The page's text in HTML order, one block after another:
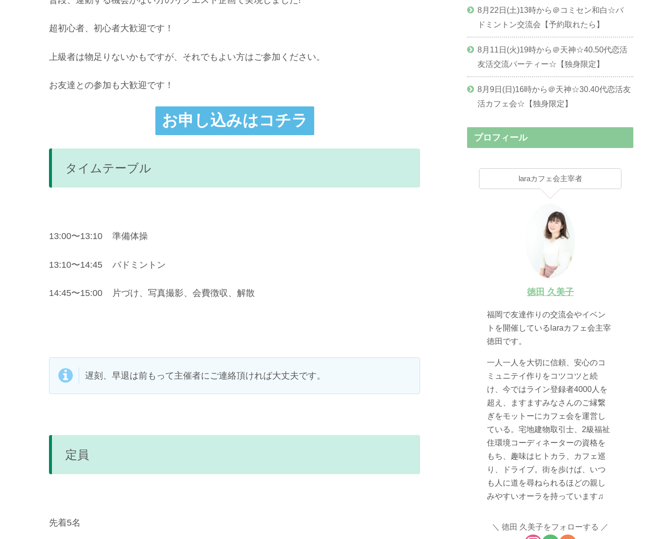
超初心者、初心者大歓迎です！
上級者は物足りないかもですが、それでもよい方はご参加ください。
お友達との参加も大歓迎です！
お申し込みはコチラ
タイムテーブル
13:00〜13:10 準備体操
13:10〜14:45 バドミントン
14:45〜15:00 片づけ、写真撮影、会費徴収、解散
遅刻、早退は前もって主催者にご連絡頂ければ大丈夫です。
定員
先着5名
8月22日(土)13時から＠コミセン和白☆バ
ドミントン交流会【予約取れたら】
8月11日(火)19時から＠天神☆40.50代恋活
友活交流パーティー☆【独身限定】
8月9日(日)16時から＠天神☆30.40代恋活友
活カフェ会☆【独身限定】
プロフィール
laraカフェ会主宰者
徳田 久美子
福岡で友達作りの交流会やイベン
トを開催しているlaraカフェ会主宰
徳田です。
一人一人を大切に信頼、安心のコ
ミュニテイ作りをコツコツと続
け、今ではライン登録者4000人を
超え、ますますみなさんのご縁繋
ぎをモットーにカフェ会を運営し
ている。宅地建物取引士、2級福祉
住環境コーディネーターの資格を
もち、趣味はヒトカラ、カフェ巡
り、ドライブ。街を歩けば、いつ
も人に道を尋ねられるほどの親し
みやすいオーラを持っています♫
徳田 久美子をフォローする